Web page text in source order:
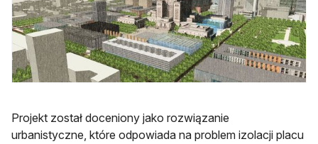
Projekt został doceniony jako rozwiązanie
urbanistyczne, które odpowiada na problem izolacji placu